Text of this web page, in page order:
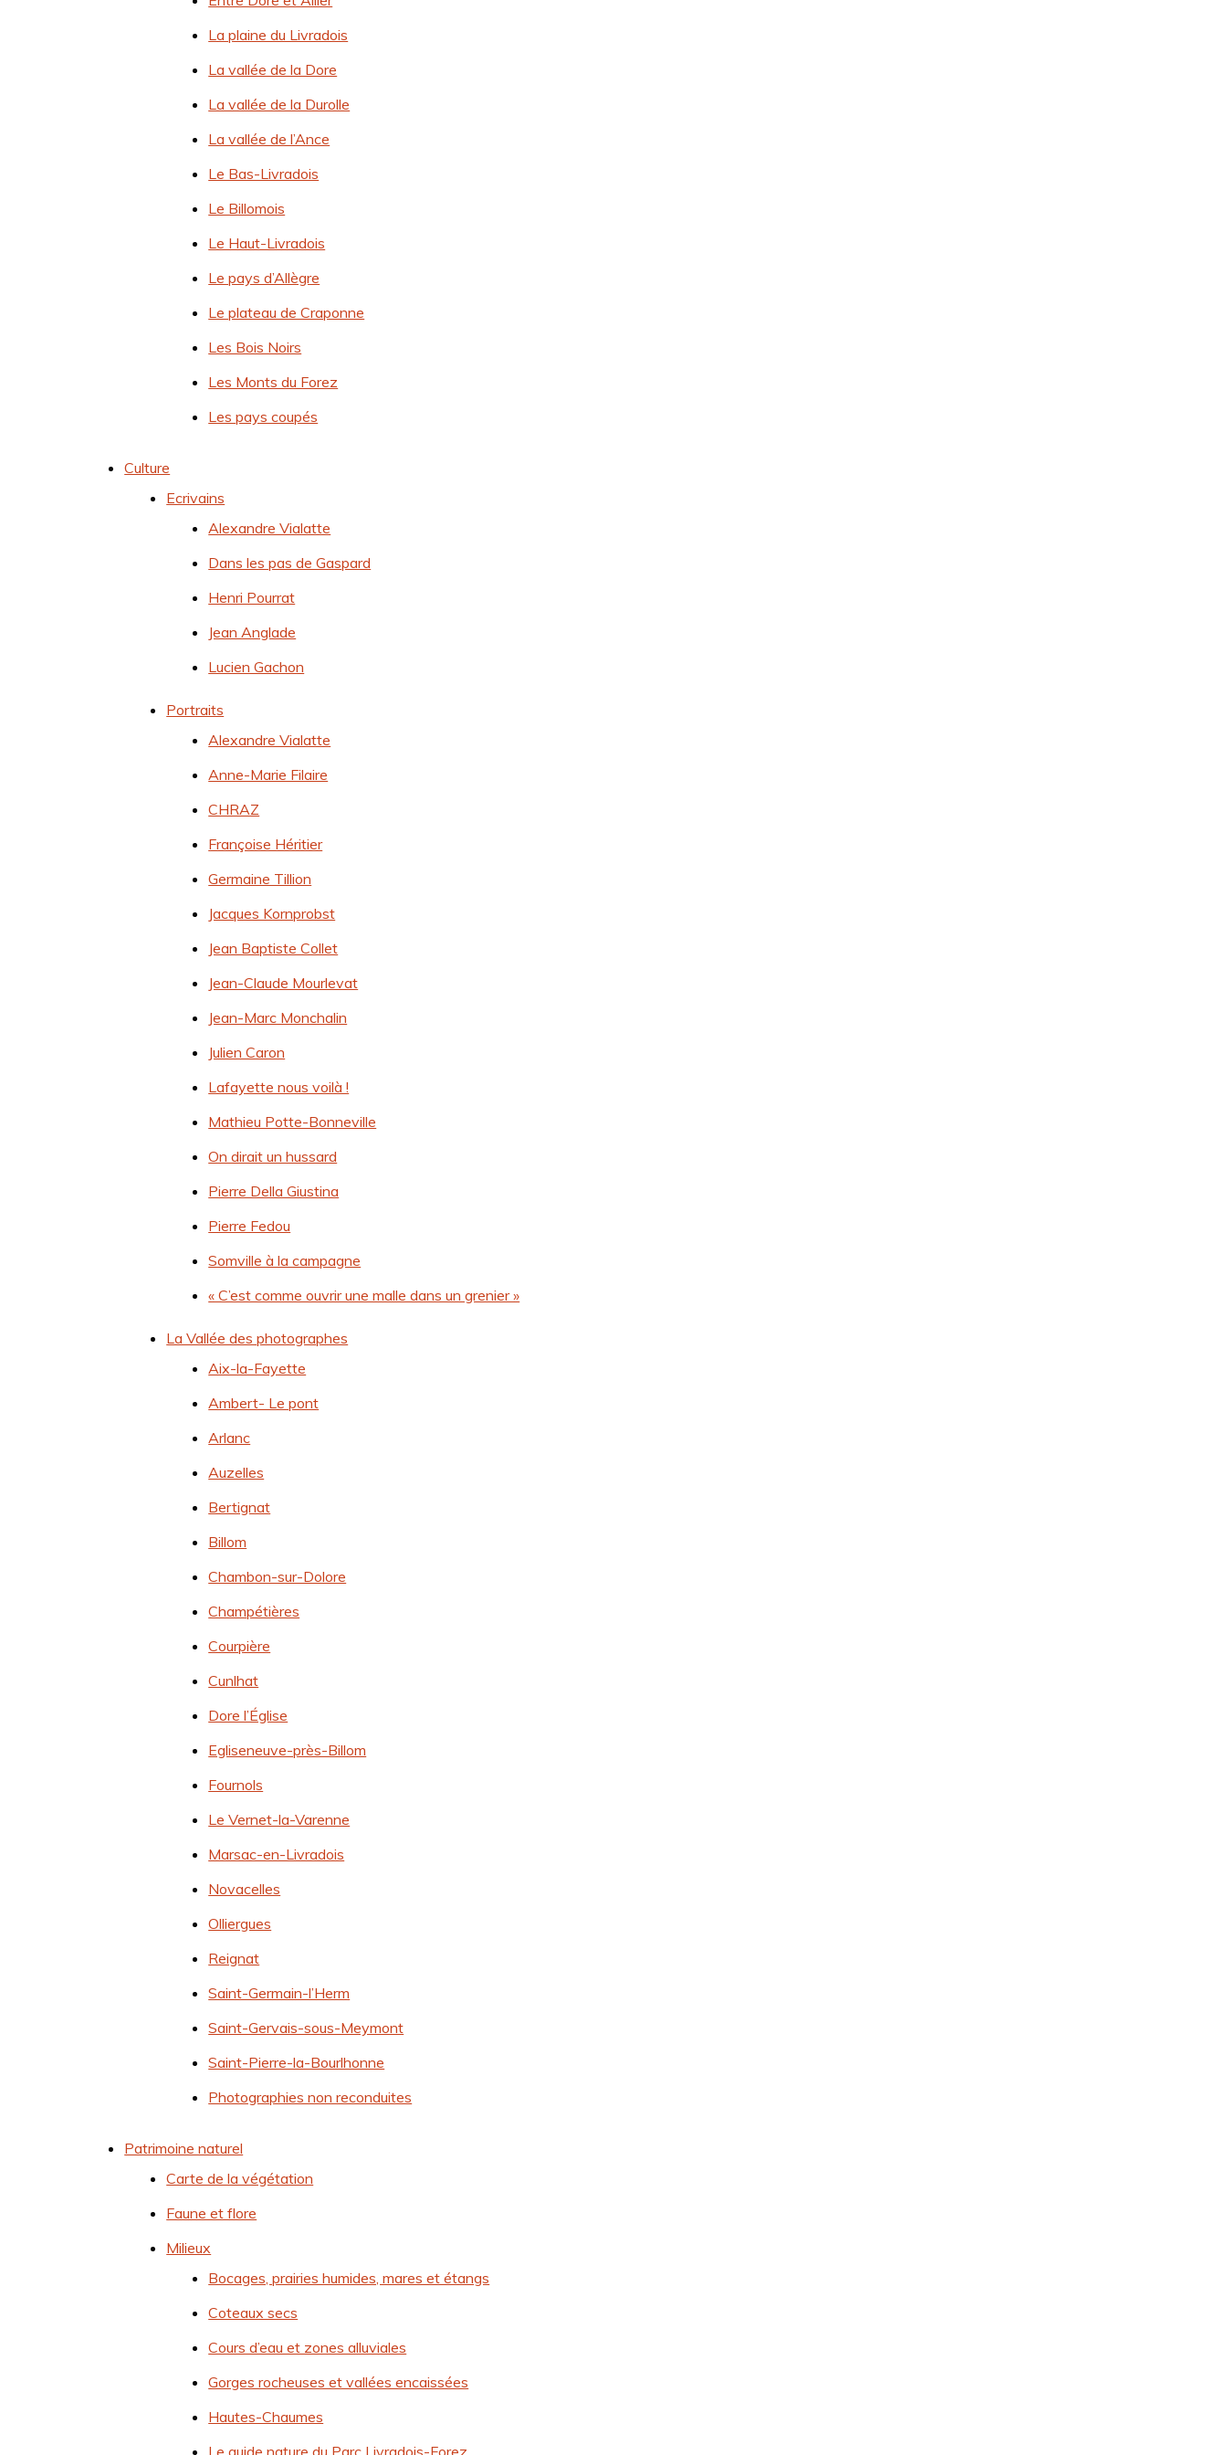
La plaine du Livradois
La vallée de la Dore
La vallée de la Durolle
La vallée de l’Ance
Le Bas-Livradois
Le Billomois
Le Haut-Livradois
Le pays d’Allègre
Le plateau de Craponne
Les Bois Noirs
Les Monts du Forez
Les pays coupés
Culture
Ecrivains
Alexandre Vialatte
Dans les pas de Gaspard
Henri Pourrat
Jean Anglade
Lucien Gachon
Portraits
Alexandre Vialatte
Anne-Marie Filaire
CHRAZ
Françoise Héritier
Germaine Tillion
Jacques Kornprobst
Jean Baptiste Collet
Jean-Claude Mourlevat
Jean-Marc Monchalin
Julien Caron
Lafayette nous voilà !
Mathieu Potte-Bonneville
On dirait un hussard
Pierre Della Giustina
Pierre Fedou
Somville à la campagne
« C’est comme ouvrir une malle dans un grenier »
La Vallée des photographes
Aix-la-Fayette
Ambert- Le pont
Arlanc
Auzelles
Bertignat
Billom
Chambon-sur-Dolore
Champétières
Courpière
Cunlhat
Dore l’Église
Egliseneuve-près-Billom
Fournols
Le Vernet-la-Varenne
Marsac-en-Livradois
Novacelles
Olliergues
Reignat
Saint-Germain-l’Herm
Saint-Gervais-sous-Meymont
Saint-Pierre-la-Bourlhonne
Photographies non reconduites
Patrimoine naturel
Carte de la végétation
Faune et flore
Milieux
Bocages, prairies humides, mares et étangs
Coteaux secs
Cours d’eau et zones alluviales
Gorges rocheuses et vallées encaissées
Hautes-Chaumes
Le guide nature du Parc Livradois-Forez